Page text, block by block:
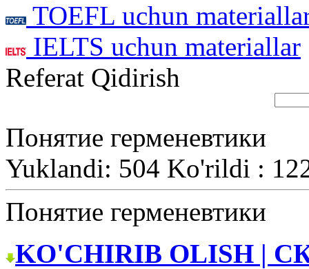
TOEFL uchun
IELTS uchun materiallar
Referat Qidirish
Понятие герменевтики
Yuklandi: 504 Ko'rildi :
Понятие герменевтики
KO'CHIRIB OLISH |